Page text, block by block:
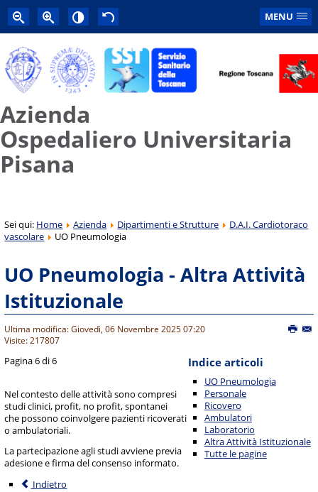
MENU
Azienda
Ospedaliero Universitaria
Pisana
Sei qui: Home Azienda Dipartimenti e Strutture
D.A.I. Cardiotoraco
vascolare
UO Pneumologia
UO Pneumologia - Altra Attività
Istituzionale
Ultima modifica: Giovedì, 06 Novembre 2025 07:20
Visite: 217807
Indice articoli
UO Pneumologia
Personale
Ricovero
Ambulatori
Laboratorio
Altra Attività Istituzionale
Tutte le pagine
Pagina 6 di 6
Nel contesto delle attività sono compresi
studi clinici, profit, no profit, spontanei
che possono coinvolgere pazienti ricoverati
o ambulatoriali.
La partecipazione agli studi avviene previa
adesione e firma del consenso informato.
Indietro